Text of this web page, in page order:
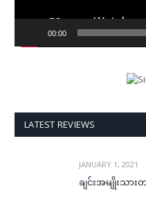
00:00
LATEST REVIEWS
JANUARY 1, 2021
ချင်းအမျိုးသား